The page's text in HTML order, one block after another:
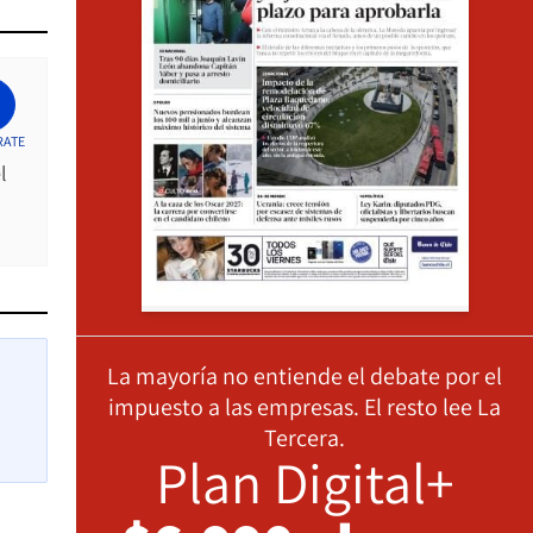
La mayoría no entiende el debate por el
impuesto a las empresas. El resto lee La
Tercera.
Plan Digital+